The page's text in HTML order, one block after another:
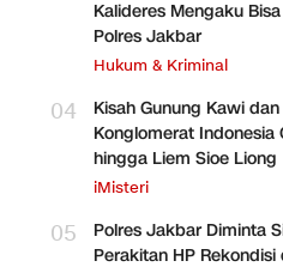
Kalideres Mengaku
Polres Jakbar
Hukum & Kriminal
04
Kisah Gunung Kawi
Konglomerat Indonesia
hingga Liem Sioe Liong
iMisteri
05
Polres Jakbar Diminta
Perakitan HP